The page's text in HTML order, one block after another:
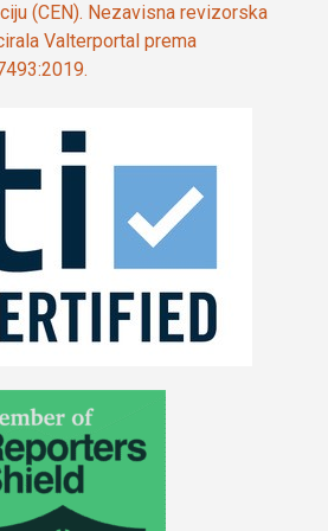
(CEN). Nezavisna revizorska
Valterportal prema